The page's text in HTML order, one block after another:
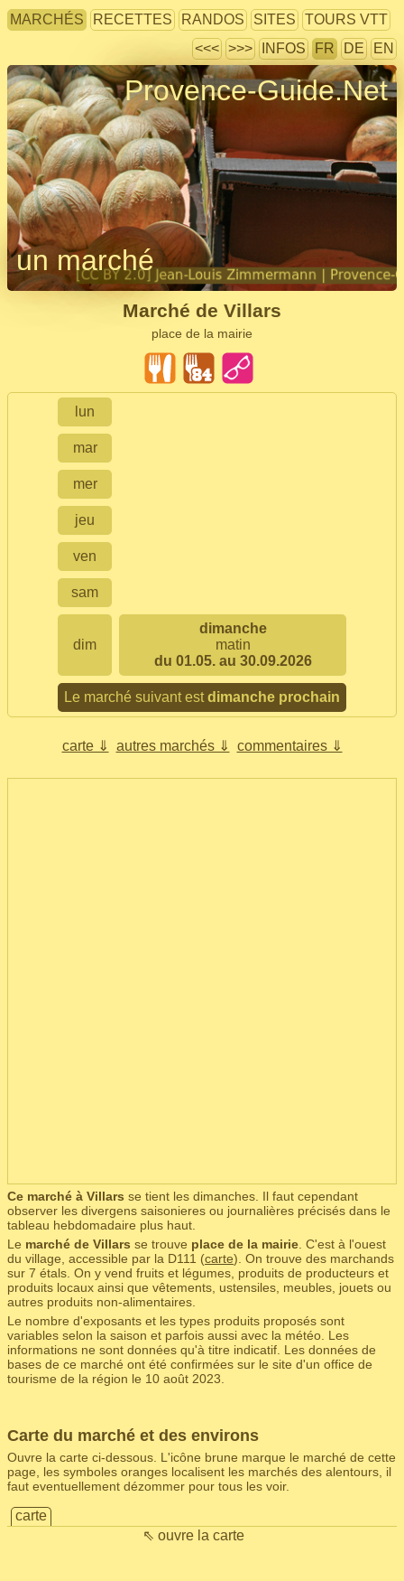
MARCHÉS RECETTES RANDOS SITES
TOURS VTT
<<< >>> INFOS FR DE EN
Provence-Guide.Net
un marché
Marché de Villars
place de la mairie
lun
mar
mer
jeu
ven
sam
dim
dimanche
matin
du 01.05. au 30.09.2026
Le marché suivant estdimanche prochain
carte ⇓ autres marchés ⇓ commentaires ⇓
Ce marché à Villars se tient les dimanches. Il faut cependant
observer les divergens saisonieres ou journalières précisés dans le
tableau hebdomadaire plus haut.
Le marché de Villars se trouve place de la mairie . C'est à l'ouest
du village, accessible par la D111 (carte). On trouve des marchands
sur 7 étals. On y vend fruits et légumes, produits de producteurs et
produits locaux ainsi que vêtements, ustensiles, meubles, jouets ou
autres produits non-alimentaires.
Le nombre d'exposants et les types produits proposés sont
variables selon la saison et parfois aussi avec la météo. Les
informations ne sont données qu'à titre indicatif. Les données de
bases de ce marché ont été confirmées sur le site d'un office de
tourisme de la région le 10 août 2023.
Carte du marché et des environs
Ouvre la carte ci-dessous. L'icône brune marque le marché de cette
page, les symboles oranges localisent les marchés des alentours, il
faut eventuellement dézommer pour tous les voir.
carte
⇖ ouvre la carte